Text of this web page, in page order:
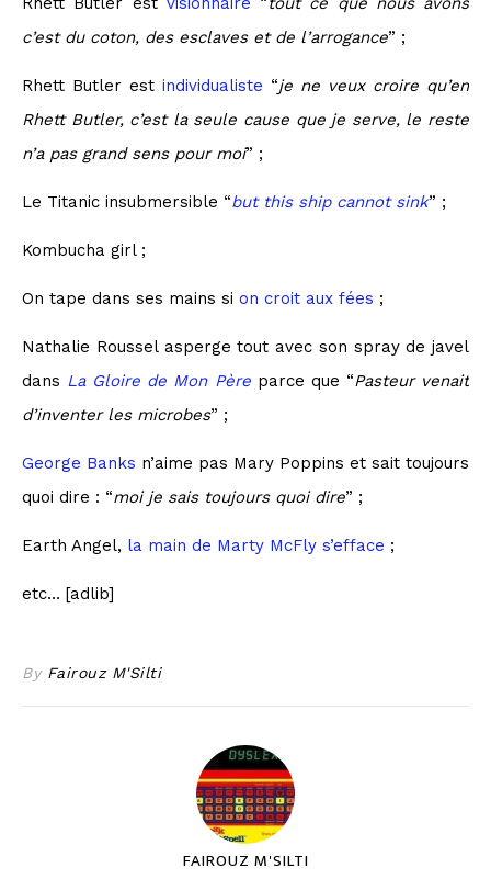
c’est du coton, des esclaves et de l’arrogance” ;
Rhett Butler est individualiste “je ne veux croire qu’en
Rhett Butler, c’est la seule cause que je serve, le reste
n’a pas grand sens pour moi” ;
Le Titanic insubmersible “but this ship cannot sink” ;
Kombucha girl ;
On tape dans ses mains si on croit aux fées ;
Nathalie Roussel asperge tout avec son spray de javel
dans La Gloire de Mon Père parce que “Pasteur venait
d’inventer les microbes” ;
George Banks n’aime pas Mary Poppins et sait toujours
quoi dire : “moi je sais toujours quoi dire” ;
Earth Angel, la main de Marty McFly s’efface ;
etc… [adlib]
By Fairouz M'Silti
FAIROUZ M'SILTI